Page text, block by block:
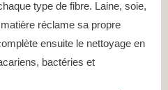
type de fibre. Laine, soie,
réclame sa propre
ensuite le nettoyage en
bactéries et